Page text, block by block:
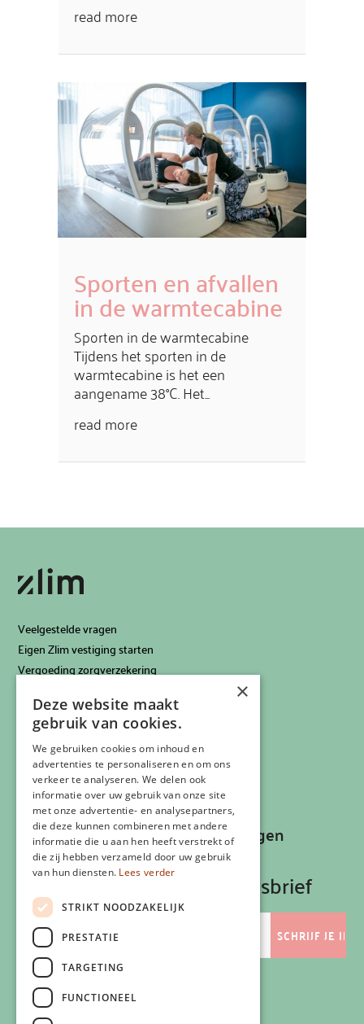
read more
Sporten en afvallen
in de warmtecabine
Sporten in de warmtecabine
Tijdens het sporten in de
warmtecabine is het een
aangename 38°C. Het...
read more
Veelgestelde vragen
Eigen Zlim vestiging starten
Vergoeding zorgverzekering
Privacyverklaring
Cookiebeleid
Klachtenregeling
Algemene voorwaarden
Contactgegevens
Recepten, inspiratie en aanbiedingen
ontvangen?
Schrijf je in op onze nieuwsbrief
mailadres
Volg ons
×
Deze website maakt
gebruik van cookies.
We gebruiken cookies om inhoud en
advertenties te personaliseren en om ons
verkeer te analyseren. We delen ook
informatie over uw gebruik van onze site
met onze advertentie- en analysepartners,
die deze kunnen combineren met andere
informatie die u aan hen heeft verstrekt of
die zij hebben verzameld door uw gebruik
van hun diensten. Lees verder
STRIKT NOODZAKELIJK
PRESTATIE
TARGETING
FUNCTIONEEL